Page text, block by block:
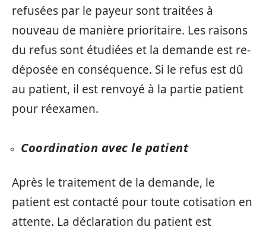
refusées par le payeur sont traitées à
nouveau de manière prioritaire. Les raisons
du refus sont étudiées et la demande est re-
déposée en conséquence. Si le refus est dû
au patient, il est renvoyé à la partie patient
pour réexamen.
Coordination avec le patient
Après le traitement de la demande, le
patient est contacté pour toute cotisation en
attente. La déclaration du patient est